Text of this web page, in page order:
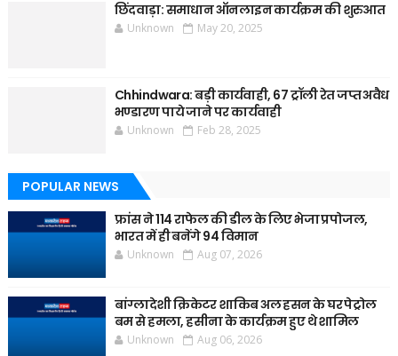
छिंदवाड़ा: समाधान ऑनलाइन कार्यक्रम की शुरुआत
Unknown May 20, 2025
Chhindwara: बड़ी कार्यवाही, 67 ट्रॉली रेत जप्त अवैध
भण्डारण पाये जाने पर कार्यवाही
Unknown Feb 28, 2025
POPULAR NEWS
फ्रांस ने 114 राफेल की डील के लिए भेजा प्रपोजल,
भारत में ही बनेंगे 94 विमान
Unknown Aug 07, 2026
बांग्लादेशी क्रिकेटर शाकिब अल हसन के घर पेट्रोल
बम से हमला, हसीना के कार्यक्रम हुए थे शामिल
Unknown Aug 06, 2026